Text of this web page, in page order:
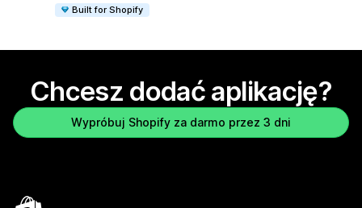
Built for Shopify
Chcesz dodać aplikację?
Wypróbuj Shopify za darmo przez 3 dni